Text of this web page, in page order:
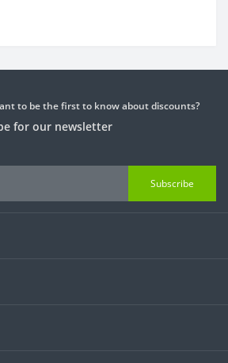
to be the first to know about discounts?
for our newsletter
Subscribe